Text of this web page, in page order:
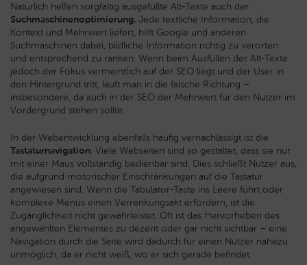
Natürlich helfen sorgfältig ausgefüllte Alt-Texte auch der
Suchmaschinenoptimierung. Jede textliche Information, die
Kontext und Mehrwert liefert, hilft Google und anderen
Suchmaschinen dabei, bildliche Information richtig zu verorten
und entsprechend zu ranken. Wenn beim Ausfüllen der Alt-Texte
jedoch der Fokus vermeintlich auf der SEO liegt und der User in
den Hintergrund tritt, läuft man in die falsche Richtung –
insbesondere, da auch in der SEO der Mehrwert für den Nutzer im
Vordergrund stehen sollte.
In der Webentwicklung ebenfalls häufig vernachlässigt ist die
Tastaturnavigation. Viele Webseiten sind so gestaltet, dass sie nur
mit einer Maus vollständig bedienbar sind. Dies schließt Nutzer aus,
die aufgrund motorischer Einschränkungen auf die Tastatur
angewiesen sind. Wenn die Tabulator-Taste ins Leere führt oder
komplexe Menüs einen Verrenkungsakt erfordern, ist die
Zugänglichkeit nicht gewährleistet. Oft ist das Hervorheben des
angewählten Elementes zu dezent oder gar nicht sichtbar – eine
Navigation durch die Seite wird dadurch für einen Nutzer nahezu
unmöglich, da er nicht weiß, wo er sich gerade befindet.